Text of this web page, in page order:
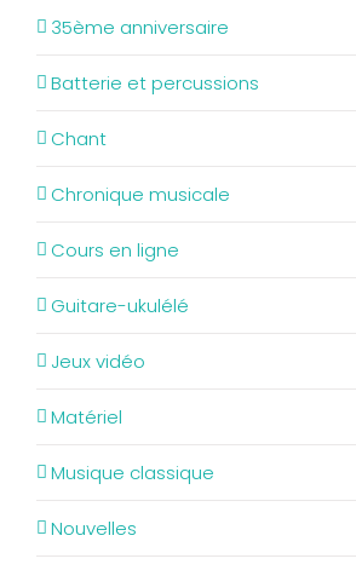
35ème anniversaire
Batterie et percussions
Chant
Chronique musicale
Cours en ligne
Guitare-ukulélé
Jeux vidéo
Matériel
Musique classique
Nouvelles